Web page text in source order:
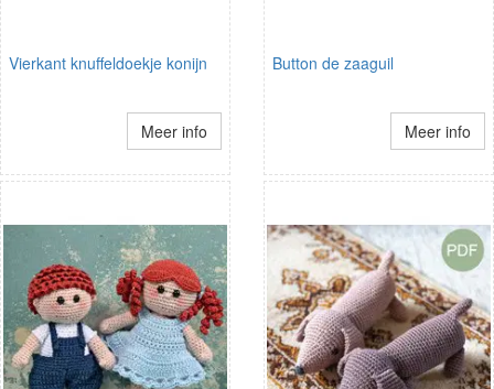
Vierkant knuffeldoekje konijn
Meer info
Button de zaaguil
Meer info